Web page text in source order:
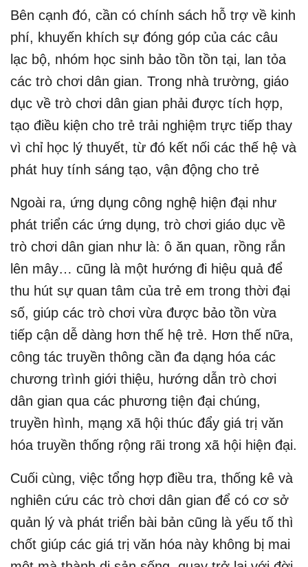
Bên cạnh đó, cần có chính sách hỗ trợ về kinh
phí, khuyến khích sự đóng góp của các câu
lạc bộ, nhóm học sinh bảo tồn tồn tại, lan tỏa
các trò chơi dân gian. Trong nhà trường, giáo
dục về trò chơi dân gian phải được tích hợp,
tạo điều kiện cho trẻ trải nghiệm trực tiếp thay
vì chỉ học lý thuyết, từ đó kết nối các thế hệ và
phát huy tính sáng tạo, vận động cho trẻ
Ngoài ra, ứng dụng công nghệ hiện đại như
phát triển các ứng dụng, trò chơi giáo dục về
trò chơi dân gian như là: ô ăn quan, rồng rắn
lên mây… cũng là một hướng đi hiệu quả để
thu hút sự quan tâm của trẻ em trong thời đại
số, giúp các trò chơi vừa được bảo tồn vừa
tiếp cận dễ dàng hơn thế hệ trẻ. Hơn thế nữa,
công tác truyền thông cần đa dạng hóa các
chương trình giới thiệu, hướng dẫn trò chơi
dân gian qua các phương tiện đại chúng,
truyền hình, mạng xã hội thúc đẩy giá trị văn
hóa truyền thống rộng rãi trong xã hội hiện đại.
Cuối cùng, việc tổng hợp điều tra, thống kê và
nghiên cứu các trò chơi dân gian để có cơ sở
quản lý và phát triển bài bản cũng là yếu tố thì
chốt giúp các giá trị văn hóa này không bị mai